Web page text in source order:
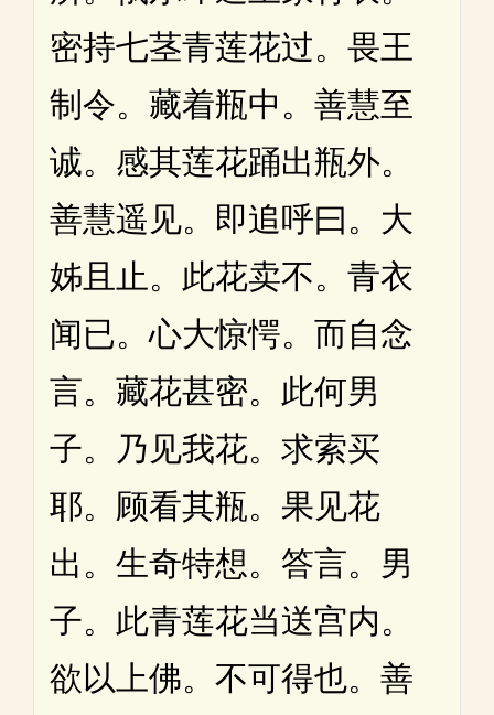
密持七茎青莲花过。畏王
制令。藏着瓶中。善慧至
诚。感其莲花踊出瓶外。
善慧遥见。即追呼曰。大
姊且止。此花卖不。青衣
闻已。心大惊愕。而自念
言。藏花甚密。此何男
子。乃见我花。求索买
耶。顾看其瓶。果见花
出。生奇特想。答言。男
子。此青莲花当送宫内。
欲以上佛。不可得也。善